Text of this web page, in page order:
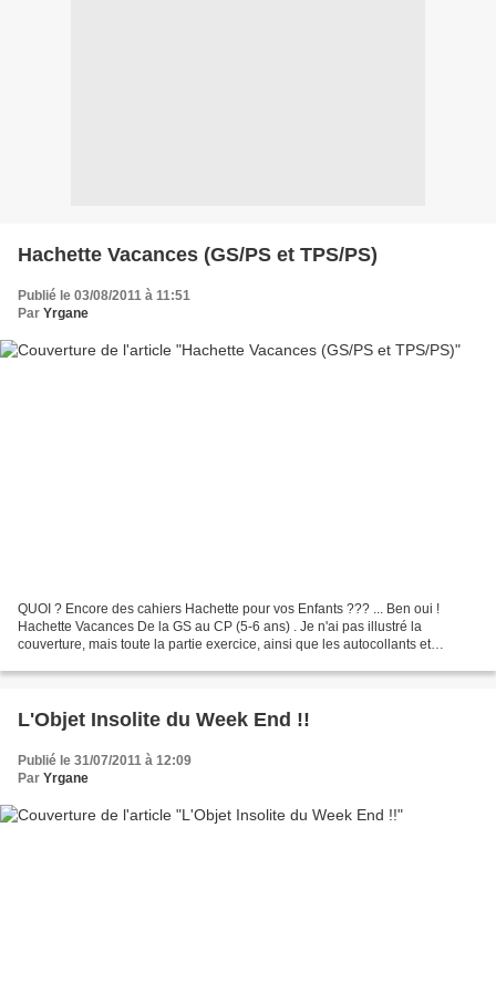
Hachette Vacances (GS/PS et TPS/PS)
Publié le 03/08/2011 à 11:51
Par Yrgane
QUOI ? Encore des cahiers Hachette pour vos Enfants ??? ... Ben oui !
Hachette Vacances De la GS au CP (5-6 ans) . Je n'ai pas illustré la
couverture, mais toute la partie exercice, ainsi que les autocollants et
L'Objet Insolite du Week End !!
Publié le 31/07/2011 à 12:09
Par Yrgane